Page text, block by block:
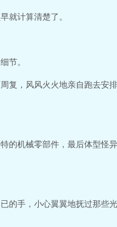
就计算清楚了。
节。
复，风风火火地亲自跑去安
的机械零部件，最后体型怪异
的手，小心翼翼地抚过那些